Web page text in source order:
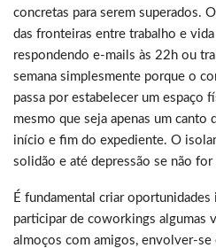
concretas para serem superados.
das fronteiras entre trabalho e
respondendo e-mails às 22h ou
semana simplesmente porque o
passa por estabelecer um espaço
mesmo que seja apenas um canto
início e fim do expediente. O
solidão e até depressão se não
É fundamental criar
participar de coworkings algumas
almoços com amigos, envolver-